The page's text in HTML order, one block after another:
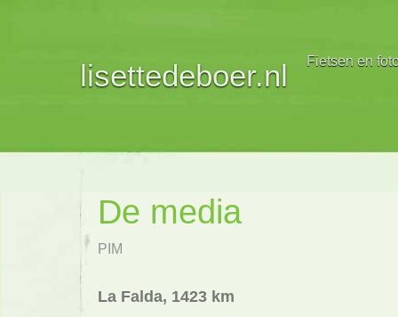
lisettedeboer.nl Fietsen en
De media
PIM
La Falda, 1423 km